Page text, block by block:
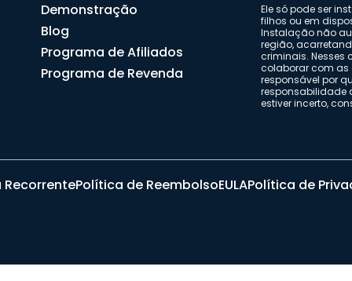
Demonstração
Blog
Programa de Afiliados
Programa de Revenda
Ele só pode ser
filhos ou em
Instalação não
região,
criminais. Nesses
colaborar com as
responsável por
responsabilidade
estiver incerto,
Política de ReembolsoEULAPolítica de